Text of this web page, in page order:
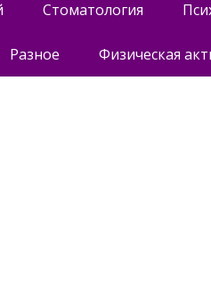
Стоматология
Разное Физическая